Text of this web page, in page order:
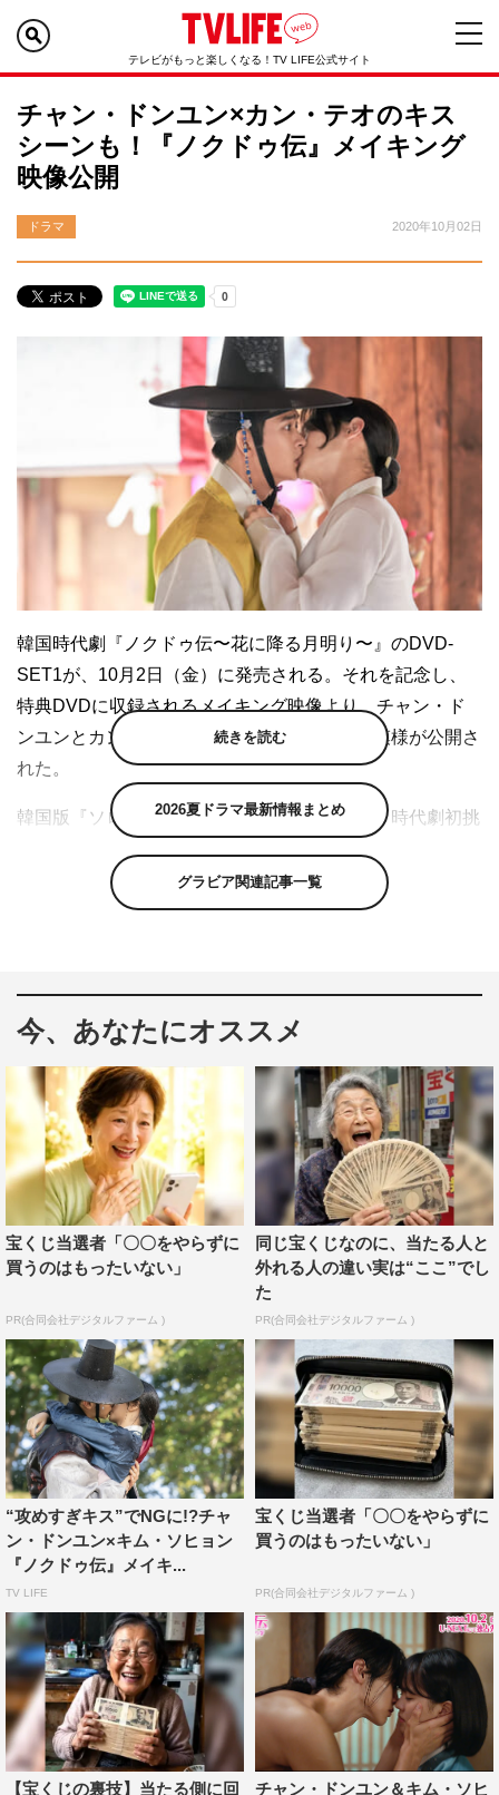
テレビがもっと楽しくなる！TV LIFE公式サイト
チャン・ドンユン×カン・テオのキス
シーンも！『ノクドゥ伝』メイキング
映像公開
ドラマ 2020年10月02日
韓国時代劇『ノクドゥ伝〜花に降る月明り〜』のDVD-
SET1が、10月2日（金）に発売される。それを記念し、
特典DVDに収録されるメイキング映像より、チャン・ド
ンユンとカン・テオのキスシーン撮影現場の模様が公開さ
れた。
韓国版『ソロモンの偽証』などで人気を博し、時代劇初挑
ドゥを熱演。「女性より美しい」と称された女装姿と、ヒ
ロインを守り戦うイケメンぶりで女性たちのハートを撃ち
一方、『仮面の王 イ・ソン』のキム・ソヒョンが、おて
んば女子の妓生見習いドンジュを演じ、新たな魅力を開
技大賞ベストカップル賞を受賞した。
さらに同受賞式でチャン・ドンユンが男性優秀賞を、キ
ム・ソヒョンが女性優秀賞をそれぞれ受賞し、その人気と
実力を証明している。ノクドゥの恋のライバル・ユルムを
演じた、カン・テオ（5urprise）の熱演からも目が離せな
い。
この度、10月2日（金）に本作のDVDがリリースされるこ
とを記念し、DVD-SET1に同梱の特典DVDに収録される
メイキング映像より、チャン・ドンユンとカン・テオのメ
ンズキスシーン撮影現場の模様を特別公開。
映像では、キスシーンに必須の口臭管理アイテムについ
て、「高麗人参アメ」と語るチャン・ドンユン。「伝統的
続きを読む
2026夏ドラマ最新情報まとめ
グラビア関連記事一覧
今、あなたにオススメ
宝くじ当選者「〇〇をやらずに
買うのはもったいない」
PR(合同会社デジタルファーム )
同じ宝くじなのに、当たる人と
外れる人の違い実は“ここ”でし
た
PR(合同会社デジタルファーム )
“攻めすぎキス”でNGに!?チャ
ン・ドンユン×キム・ソヒョン
『ノクドゥ伝』メイキ...
TV LIFE
宝くじ当選者「〇〇をやらずに
買うのはもったいない」
PR(合同会社デジタルファーム )
【宝くじの裏技】当たる側に回
チャン・ドンユン＆キム・ソヒ